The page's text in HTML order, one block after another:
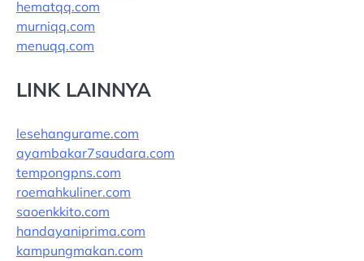
hematqq.com
murniqq.com
menuqq.com
LINK LAINNYA
lesehangurame.com
ayambakar7saudara.com
tempongpns.com
roemahkuliner.com
saoenkkito.com
handayaniprima.com
kampungmakan.com